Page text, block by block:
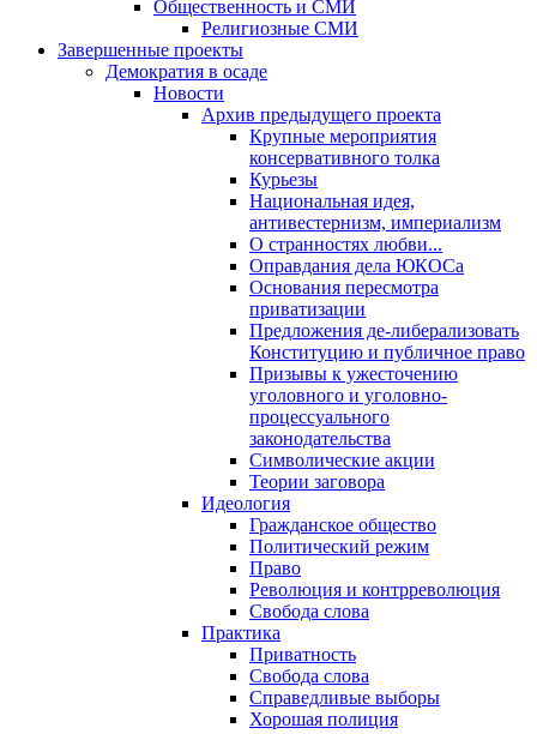
Общественность и СМИ
Религиозные СМИ
Завершенные проекты
Демократия в осаде
Новости
Архив предыдущего проекта
Крупные мероприятия
консервативного толка
Курьезы
Национальная идея,
антивестернизм, империализм
О странностях любви...
Оправдания дела ЮКОСа
Основания пересмотра
приватизации
Предложения де-либерализовать
Конституцию и публичное право
Призывы к ужесточению
уголовного и уголовно-
процессуального
законодательства
Символические акции
Теории заговора
Идеология
Гражданское общество
Политический режим
Право
Революция и контрреволюция
Свобода слова
Практика
Приватность
Свобода слова
Справедливые выборы
Хорошая полиция